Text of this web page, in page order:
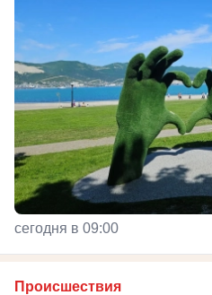
сегодня в 09:00
Происшествия